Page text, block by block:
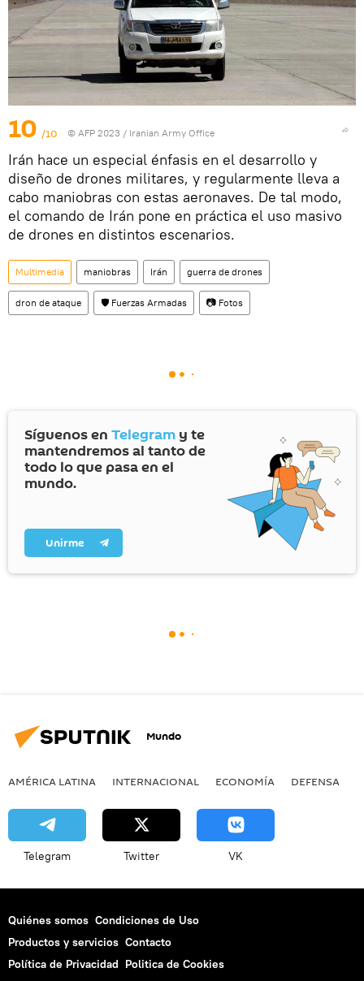
10 /10 © AFP 2023 / Iranian Army Office
Irán hace un especial énfasis en el desarrollo y
diseño de drones militares, y regularmente lleva a
cabo maniobras con estas aeronaves. De tal modo,
el comando de Irán pone en práctica el uso masivo
de drones en distintos escenarios.
Multimedia maniobras Irán guerra de drones
dron de ataque 🛡️ Fuerzas Armadas 📷 Fotos
Síguenos en Telegram y te
mantendremos al tanto de
todo lo que pasa en el
mundo.
Unirme
Mundo
AMÉRICA LATINA INTERNACIONAL ECONOMÍA DEFENSA
Telegram Twitter VK
Quiénes somos Condiciones de Uso
Productos y servicios Contacto
Política de Privacidad Politica de Cookies